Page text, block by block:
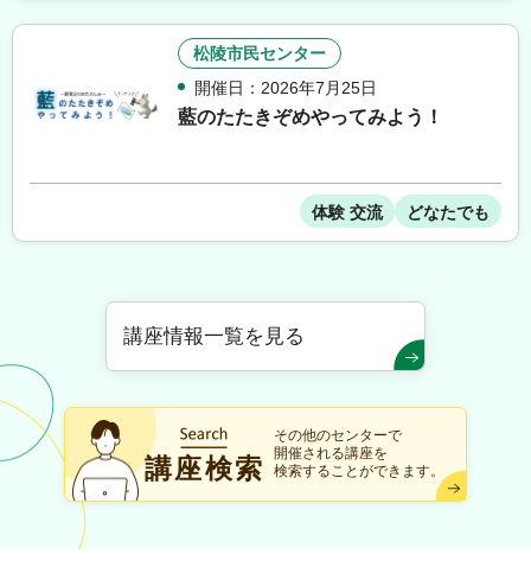
松陵市民センター
開催日：2026年7月25日
藍のたたきぞめやってみよう！
体験 交流 どなたでも
講座情報一覧を見る
講座検索
その他のセンターで
開催される講座を
検索することができます。